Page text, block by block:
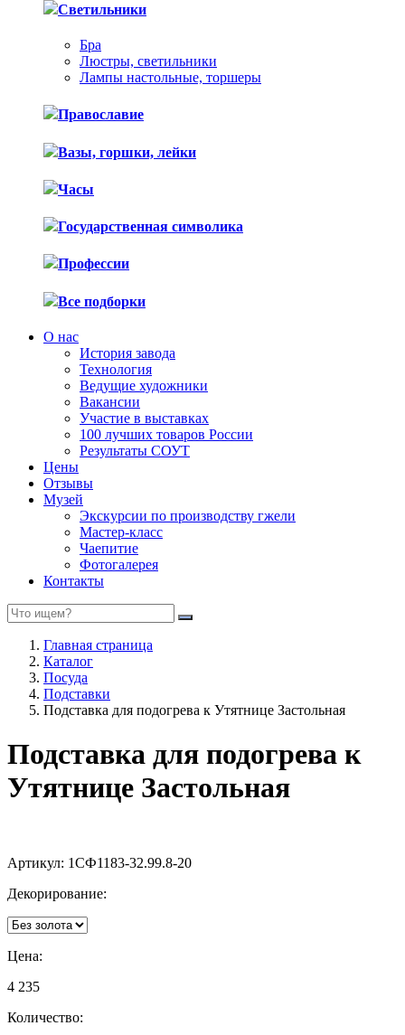
Светильники
Бра
Люстры, светильники
Лампы настольные, торшеры
Православие
Вазы, горшки, лейки
Часы
Государственная символика
Профессии
Все подборки
О нас
История завода
Технология
Ведущие художники
Вакансии
Участие в выставках
100 лучших товаров России
Результаты СОУТ
Цены
Отзывы
Музей
Экскурсии по производству гжели
Мастер-класс
Чаепитие
Фотогалерея
Контакты
Главная страница
Каталог
Посуда
Подставки
Подставка для подогрева к Утятнице Застольная
Подставка для подогрева к
Утятнице Застольная
Артикул: 1СФ1183-32.99.8-20
Декорирование:
Цена:
4 235
Количество: